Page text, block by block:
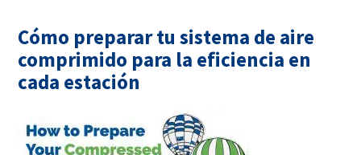
Cómo preparar tu sistema de aire
comprimido para la eficiencia en
cada estación